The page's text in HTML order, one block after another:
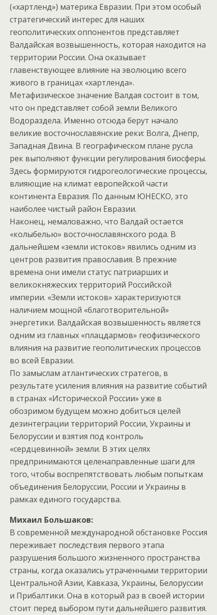
(«хартленд») материка Евразии. При этом особый
стратегический интерес для наших
геополитических оппонентов представляет
Валдайская возвышенность, которая находится на
территории России. Она оказывает
главенствующее влияние на эволюцию всего
живого в границах «хартленда».
Метафизическое значение Валдая состоит в том,
что он представляет собой земли Великого
Водораздела. Именно отсюда берут начало
великие восточнославянские реки: Волга, Днепр,
Западная Двина. В географическом плане русла
рек выполняют функции регулирования биосферы.
Здесь формируются гидрогеологические процессы,
влияющие на климат европейской части
континента Евразия. По данным ЮНЕСКО, это
наиболее чистый район Евразии.
Наконец, немаловажно, что Валдай остается
«колыбелью» восточнославянского рода. В
дальнейшем «земли истоков» явились одним из
центров развития православия. В прежние
времена они имели статус патриарших и
великокняжеских территорий Российской
империи. «Земли истоков» характеризуются
наличием мощной «благотворительной»
энергетики. Валдайская возвышенность является
одним из главных «плацдармов» геофизического
влияния на развитие геополитических процессов
во всей Евразии.
По замыслам атлантических стратегов, в
результате усиления влияния на развитие событий
в странах «Исторической России» уже в
обозримом будущем можно добиться целей
дезинтеграции территорий России, Украины и
Белоруссии и взятия под контроль
«сердцевинной» земли. В этих целях
предпринимаются целенаправленные шаги для
того, чтобы воспрепятствовать любым попыткам
объединения Белоруссии, России и Украины в
рамках единого государства.
Михаил Большаков:
В современной международной обстановке Россия
переживает последствия первого этапа
разрушения большого жизненного пространства
страны, когда оказались утраченными территории
Центральной Азии, Кавказа, Украины, Белоруссии
и Прибалтики. Она в который раз в своей истории
стоит перед выбором пути дальнейшего развития.